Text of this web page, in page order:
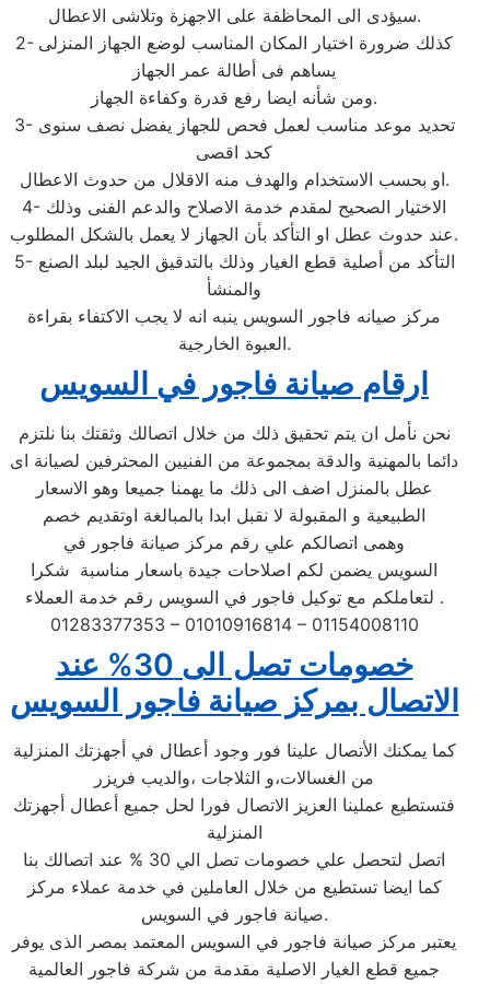
سيؤدى الى المحاظفة على الاجهزة وتلاشى الاعطال.
2- كذلك ضرورة اختيار المكان المناسب لوضع الجهاز المنزلى
يساهم فى أطالة عمر الجهاز
ومن شأنه ايضا رفع قدرة وكفاءة الجهاز.
3- تحديد موعد مناسب لعمل فحص للجهاز يفضل نصف سنوى
كحد اقصى
او بحسب الاستخدام والهدف منه الاقلال من حدوث الاعطال.
4- الاختيار الصحيح لمقدم خدمة الاصلاح والدعم الفنى وذلك
عند حدوث عطل او التأكد بأن الجهاز لا يعمل بالشكل المطلوب.
5- التأكد من أصلية قطع الغيار وذلك بالتدقيق الجيد لبلد الصنع
والمنشأ
مركز صيانه فاجور السويس ينبه انه لا يجب الاكتفاء بقراءة
العبوة الخارجية.
ارقام صيانة فاجور في السويس
نحن نأمل ان يتم تحقيق ذلك من خلال اتصالك وثقتك بنا نلتزم
دائما بالمهنية والدقة بمجموعة من الفنيين المحترفين لصيانة اى
عطل بالمنزل اضف الى ذلك ما يهمنا جميعا وهو الاسعار
الطبيعية و المقبولة لا نقبل ابدا بالمبالغة اوتقديم خصم
وهمى اتصالكم علي رقم مركز صيانة فاجور في
السويس يضمن لكم اصلاحات جيدة باسعار مناسبة شكرا
لتعاملكم مع توكيل فاجور في السويس رقم خدمة العملاء .
01283377353 – 01010916814 – 01154008110
خصومات تصل الى 30% عند
الاتصال بمركز صيانة فاجور السويس
كما يمكنك الأتصال علينا فور وجود أعطال في أجهزتك المنزلية
من الغسالات،و الثلاجات ،والديب فريزر
فتستطيع عملينا العزيز الاتصال فورا لحل جميع أعطال أجهزتك
المنزلية
اتصل لتحصل علي خصومات تصل الي 30 % عند اتصالك بنا
كما ايضا تستطيع من خلال العاملين في خدمة عملاء مركز
صيانة فاجور في السويس.
يعتبر مركز صيانة فاجور في السويس المعتمد بمصر الذى يوفر
جميع قطع الغيار الاصلية مقدمة من شركة فاجور العالمية